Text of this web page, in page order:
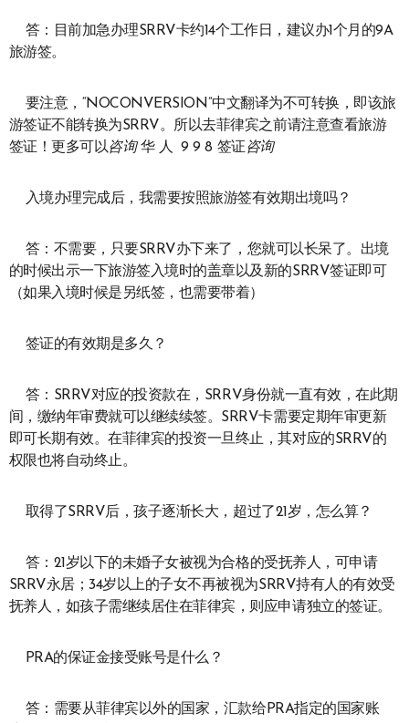
答：目前加急办理SRRV卡约14个工作日，建议办1个月的9A
旅游签。
要注意，“NOCONVERSION”中文翻译为不可转换，即该旅
游签证不能转换为SRRV。所以去菲律宾之前请注意查看旅游
签证！更多可以咨询华 人 9 9 8 签证咨询
入境办理完成后，我需要按照旅游签有效期出境吗？
答：不需要，只要SRRV办下来了，您就可以长呆了。出境
的时候出示一下旅游签入境时的盖章以及新的SRRV签证即可
（如果入境时候是另纸签，也需要带着）
签证的有效期是多久？
答：SRRV对应的投资款在，SRRV身份就一直有效，在此期
间，缴纳年审费就可以继续续签。SRRV卡需要定期年审更新
即可长期有效。在菲律宾的投资一旦终止，其对应的SRRV的
权限也将自动终止。
取得了SRRV后，孩子逐渐长大，超过了21岁，怎么算？
答：21岁以下的未婚子女被视为合格的受抚养人，可申请
SRRV永居；34岁以上的子女不再被视为SRRV持有人的有效受
抚养人，如孩子需继续居住在菲律宾，则应申请独立的签证。
PRA的保证金接受账号是什么？
答：需要从菲律宾以外的国家，汇款给PRA指定的国家账